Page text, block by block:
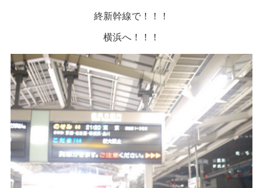
終新幹線で！！！
横浜へ！！！